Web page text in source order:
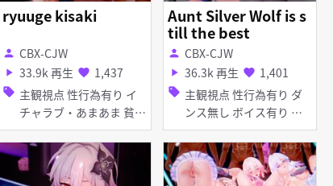
ryuuge kisaki
person CBX-CJW
play_arrow 33.9k 再生 favorite 1,437
sell 主観視点 性行為有り イ
チャラブ・あまあま 貧乳
ぷに
Aunt Silver Wolf is s
till the best
person CBX-CJW
play_arrow 36.3k 再生 favorite 1,401
sell 主観視点 性行為有り ダ
ンス無し ボイス有り 淫
乱 ぷに イラマチオ フェ
ラ